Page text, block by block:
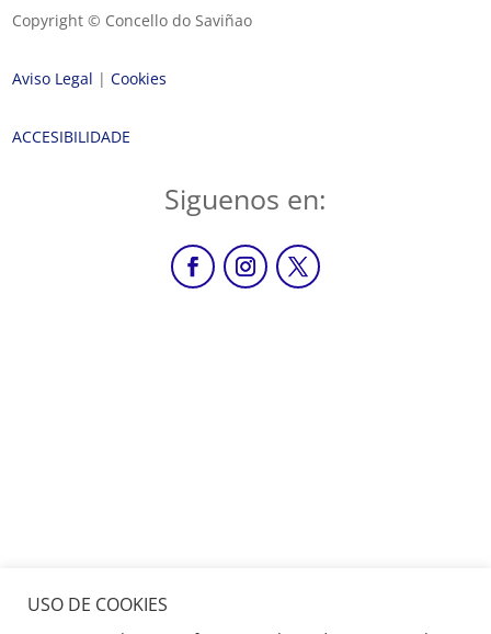
Copyright © Concello do Saviñao
Aviso Legal |Cookies
ACCESIBILIDADE
Siguenos en:
USO DE COOKIES